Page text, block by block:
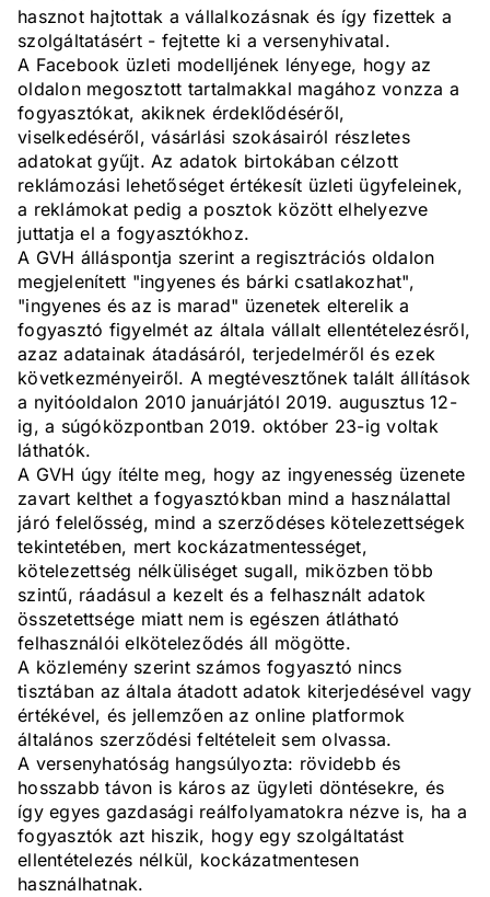
hasznot hajtottak a vállalkozásnak és így fizettek a
szolgáltatásért - fejtette ki a versenyhivatal.
A Facebook üzleti modelljének lényege, hogy az
oldalon megosztott tartalmakkal magához vonzza a
fogyasztókat, akiknek érdeklődéséről,
viselkedéséről, vásárlási szokásairól részletes
adatokat gyűjt. Az adatok birtokában célzott
reklámozási lehetőséget értékesít üzleti ügyfeleinek,
a reklámokat pedig a posztok között elhelyezve
juttatja el a fogyasztókhoz.
A GVH álláspontja szerint a regisztrációs oldalon
megjelenített "ingyenes és bárki csatlakozhat",
"ingyenes és az is marad" üzenetek elterelik a
fogyasztó figyelmét az általa vállalt ellentételezésről,
azaz adatainak átadásáról, terjedelméről és ezek
következményeiről. A megtévesztőnek talált állítások
a nyitóoldalon 2010 januárjától 2019. augusztus 12-
ig, a súgóközpontban 2019. október 23-ig voltak
láthatók.
A GVH úgy ítélte meg, hogy az ingyenesség üzenete
zavart kelthet a fogyasztókban mind a használattal
járó felelősség, mind a szerződéses kötelezettségek
tekintetében, mert kockázatmentességet,
kötelezettség nélküliséget sugall, miközben több
szintű, ráadásul a kezelt és a felhasznált adatok
összetettsége miatt nem is egészen átlátható
felhasználói elköteleződés áll mögötte.
A közlemény szerint számos fogyasztó nincs
tisztában az általa átadott adatok kiterjedésével vagy
értékével, és jellemzően az online platformok
általános szerződési feltételeit sem olvassa.
A versenyhatóság hangsúlyozta: rövidebb és
hosszabb távon is káros az ügyleti döntésekre, és
így egyes gazdasági reálfolyamatokra nézve is, ha a
fogyasztók azt hiszik, hogy egy szolgáltatást
ellentételezés nélkül, kockázatmentesen
használhatnak.